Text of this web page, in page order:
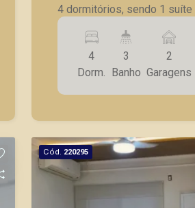
4 dormitórios, sendo 1 suíte
Lavabo; - Sala para 2 ambientes; -
Cozinha com gabinete; -
Despensa; - Varanda; - 2
garagem. A Piramid tem como objetivo
atender seus clientes com
imóveis prontos, usados ou
nos principais lançamentos
de Ribeirão Preto.
4
Dorm.
3
Banho
2
Garagens
Cód. 220295